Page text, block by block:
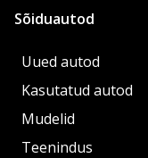
Sõiduautod
Uued autod
Kasutatud autod
Mudelid
Teenindus